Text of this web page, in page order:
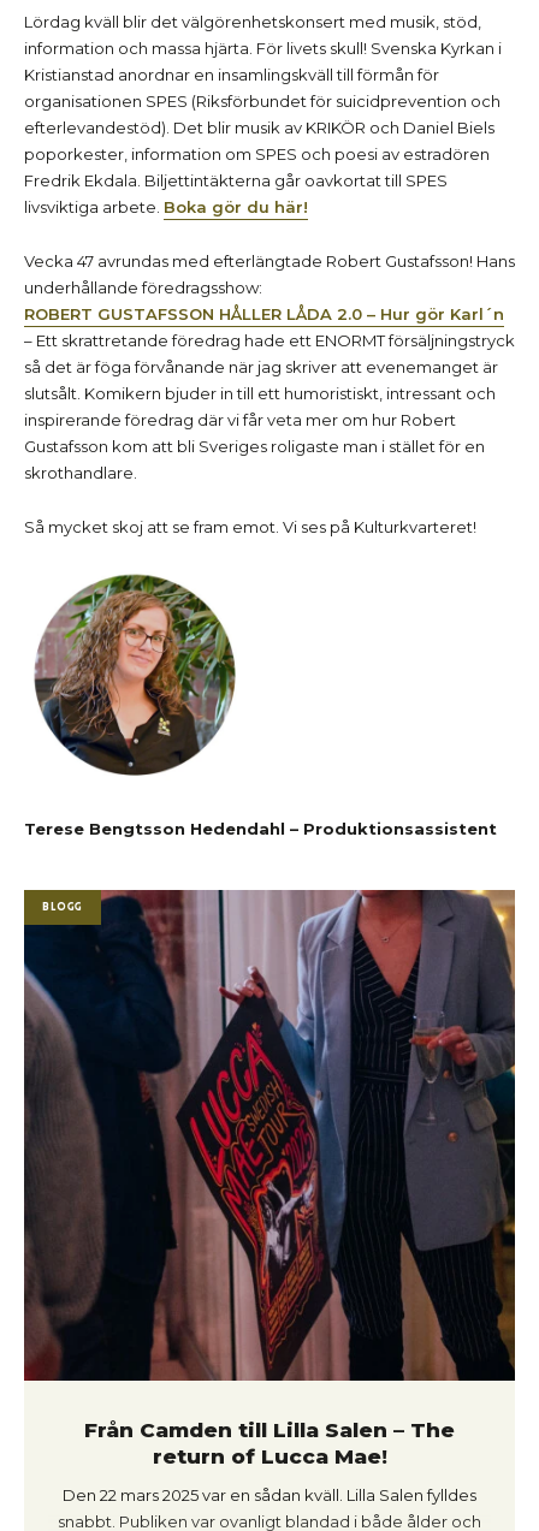
Lördag kväll blir det välgörenhetskonsert med musik, stöd,
information och massa hjärta. För livets skull! Svenska Kyrkan i
Kristianstad anordnar en insamlingskväll till förmån för
organisationen SPES (Riksförbundet för suicidprevention och
efterlevandestöd). Det blir musik av KRIKÖR och Daniel Biels
poporkester, information om SPES och poesi av estradören
Fredrik Ekdala. Biljettintäkterna går oavkortat till SPES
livsviktiga arbete. Boka gör du här!
Vecka 47 avrundas med efterlängtade Robert Gustafsson! Hans
underhållande föredragsshow:
ROBERT GUSTAFSSON HÅLLER LÅDA 2.0 – Hur gör Karl´n
– Ett skrattretande föredrag hade ett ENORMT försäljningstryck
så det är föga förvånande när jag skriver att evenemanget är
slutsålt. Komikern bjuder in till ett humoristiskt, intressant och
inspirerande föredrag där vi får veta mer om hur Robert
Gustafsson kom att bli Sveriges roligaste man i stället för en
skrothandlare.
Så mycket skoj att se fram emot. Vi ses på Kulturkvarteret!
Terese Bengtsson Hedendahl – Produktionsassistent
Blogg
Från Camden till Lilla Salen – The
return of Lucca Mae!
Den 22 mars 2025 var en sådan kväll. Lilla Salen fylldes
snabbt. Publiken var ovanligt blandad i både ålder och